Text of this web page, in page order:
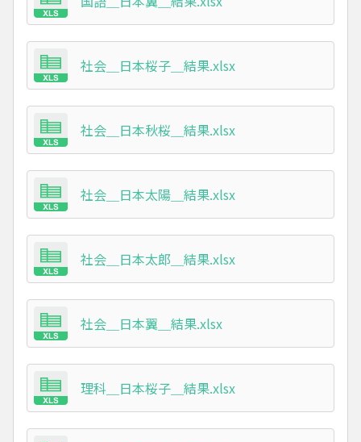
社会＿日本桜子＿結果.xlsx
社会＿日本秋桜＿結果.xlsx
社会＿日本太陽＿結果.xlsx
社会＿日本太郎＿結果.xlsx
社会＿日本翼＿結果.xlsx
理科＿日本桜子＿結果.xlsx